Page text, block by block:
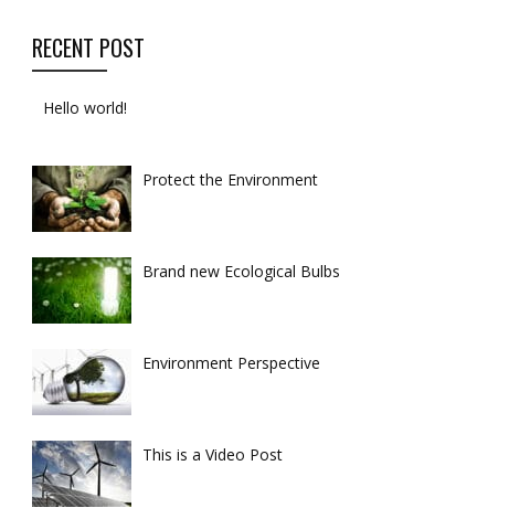
RECENT POST
Hello world!
Protect the Environment
Brand new Ecological Bulbs
Environment Perspective
This is a Video Post